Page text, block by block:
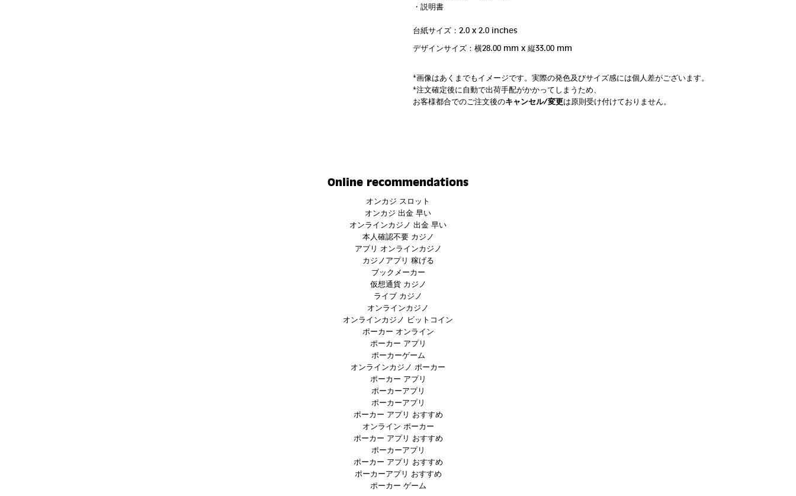
・説明書
台紙サイズ：2.0 x 2.0 inches
デザインサイズ：横28.00 mm x 縦33.00 mm
*画像はあくまでもイメージです。実際の発色及びサイズ感には個人差がございます。
*注文確定後に自動で出荷手配がかかってしまうため、
お客様都合でのご注文後のキャンセル/変更は原則受け付けておりません。
Online recommendations
オンカジ スロット
オンカジ 出金 早い
オンラインカジノ 出金 早い
本人確認不要 カジノ
アプリ オンラインカジノ
カジノアプリ 稼げる
ブックメーカー
仮想通貨 カジノ
ライブ カジノ
オンラインカジノ
オンラインカジノ ビットコイン
ポーカー オンライン
ポーカー アプリ
ポーカーゲーム
オンラインカジノ ポーカー
ポーカー アプリ
ポーカーアプリ
ポーカーアプリ
ポーカー アプリ おすすめ
オンライン ポーカー
ポーカー アプリ おすすめ
ポーカーアプリ
ポーカー アプリ おすすめ
ポーカーアプリ おすすめ
ポーカー ゲーム